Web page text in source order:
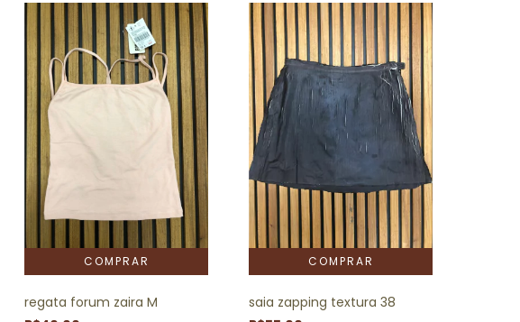
regata forum zaira M
saia zapping textura 38